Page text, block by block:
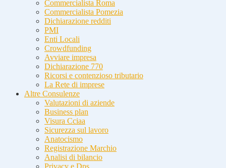
Commercialista Roma
Commercialista Pomezia
Dichiarazione redditi
PMI
Enti Locali
Crowdfunding
Avviare impresa
Dichiarazione 770
Ricorsi e contenzioso tributario
La Rete di imprese
Altre Consulenze
Valutazioni di aziende
Business plan
Visura Cciaa
Sicurezza sul lavoro
Anatocismo
Registrazione Marchio
Analisi di bilancio
Privacy e Dps